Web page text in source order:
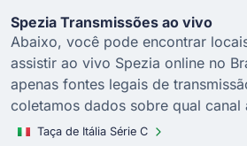
Spezia Transmissões ao vivo
Abaixo, você pode encontrar
assistir ao vivo Spezia online no
apenas fontes legais de
coletamos dados sobre qual canal
Taça de Itália Série C